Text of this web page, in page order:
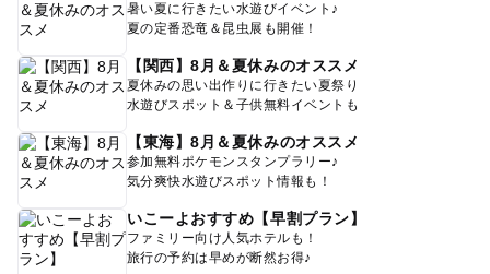
暑い夏に行きたい水遊びイベント♪
夏の定番恐竜＆昆虫展も開催！
【関西】8月＆夏休みのオススメ
夏休みの思い出作りに行きたい夏祭り
水遊びスポット＆子供無料イベントも
【東海】8月＆夏休みのオススメ
参加無料ポケモンスタンプラリー♪
気分爽快水遊びスポット情報も！
いこーよおすすめ【早割プラン】
ファミリー向け人気ホテルも！
旅行の予約は早めが断然お得♪